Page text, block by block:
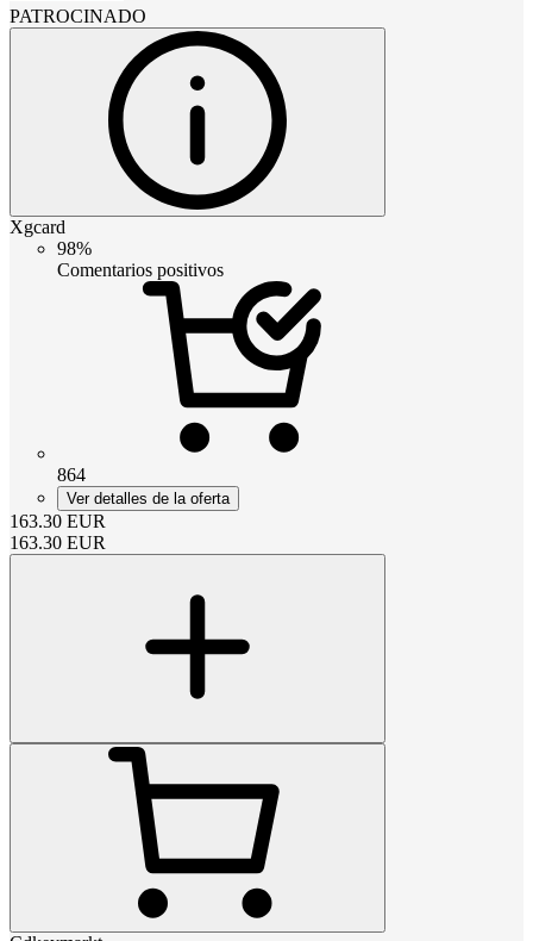
PATROCINADO
Xgcard
98%
Comentarios positivos
864
Ver detalles de la oferta
163.30 EUR
163.30 EUR